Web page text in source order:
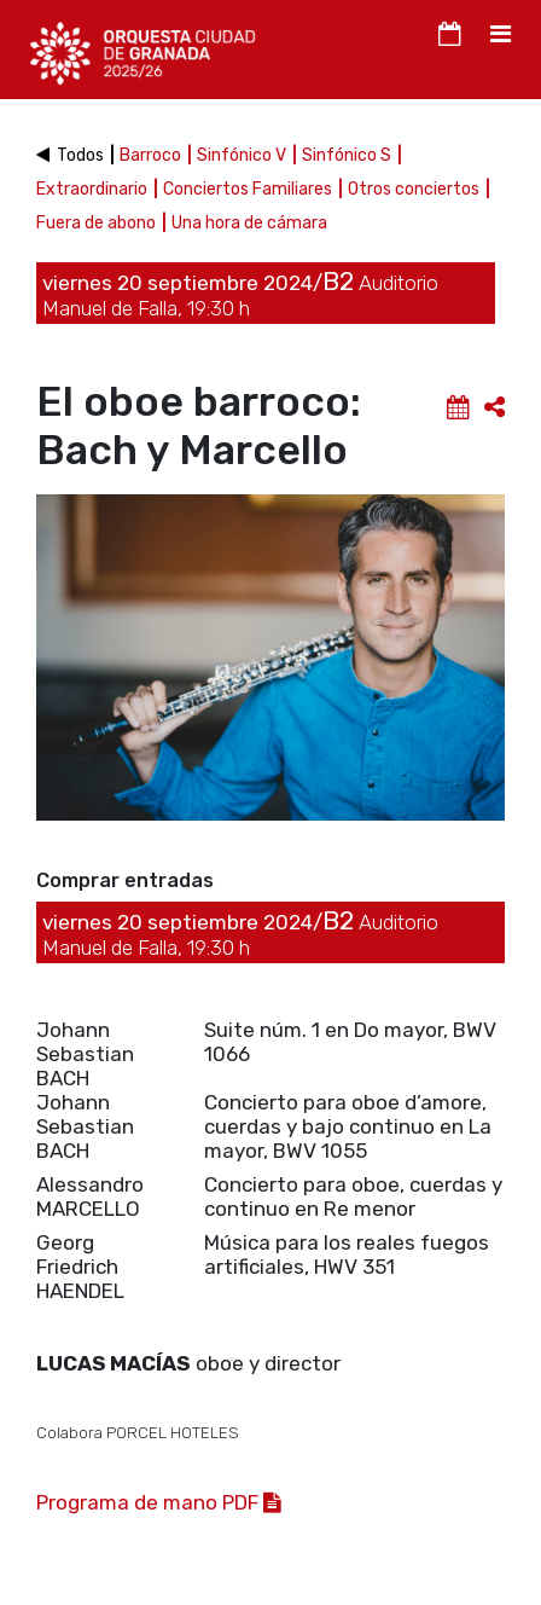
Todos Barroco Sinfónico V
Sinfónico S
Extraordinario
Conciertos Familiares
Otros conciertos
Fuera de abono
Una hora de cámara
viernes 20 septiembre 2024/B2 Auditorio
Manuel de Falla, 19:30 h
El oboe barroco:
Bach y Marcello
Comprar entradas
viernes 20 septiembre 2024/B2 Auditorio
Manuel de Falla, 19:30 h
Johann
Sebastian
BACH
Suite núm. 1 en Do mayor, BWV
1066
Johann
Sebastian
BACH
Concierto para oboe d’amore,
cuerdas y bajo continuo en La
mayor, BWV 1055
Alessandro
MARCELLO
Concierto para oboe, cuerdas y
continuo en Re menor
Georg
Friedrich
HAENDEL
Música para los reales fuegos
artificiales, HWV 351
LUCAS MACÍAS oboe y director
Colabora PORCEL HOTELES
Programa de mano PDF